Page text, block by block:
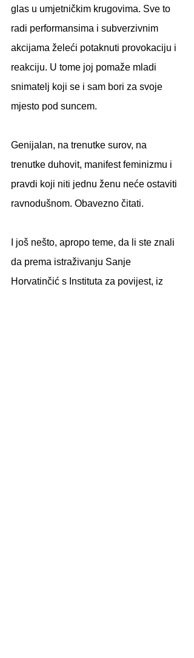
glas u umjetničkim krugovima. Sve to
radi performansima i subverzivnim
akcijama želeći potaknuti provokaciju i
reakciju. U tome joj pomaže mladi
snimatelj koji se i sam bori za svoje
mjesto pod suncem.
Genijalan, na trenutke surov, na
trenutke duhovit, manifest feminizmu i
pravdi koji niti jednu ženu neće ostaviti
ravnodušnom. Obavezno čitati.
I još nešto, apropo teme, da li ste znali
da prema istraživanju Sanje
Horvatinčić s Instituta za povijest, iz